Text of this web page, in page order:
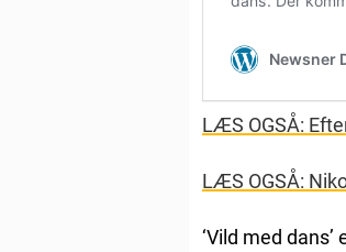
LÆS OGSÅ:
LÆS OGSÅ:
‘Vild med